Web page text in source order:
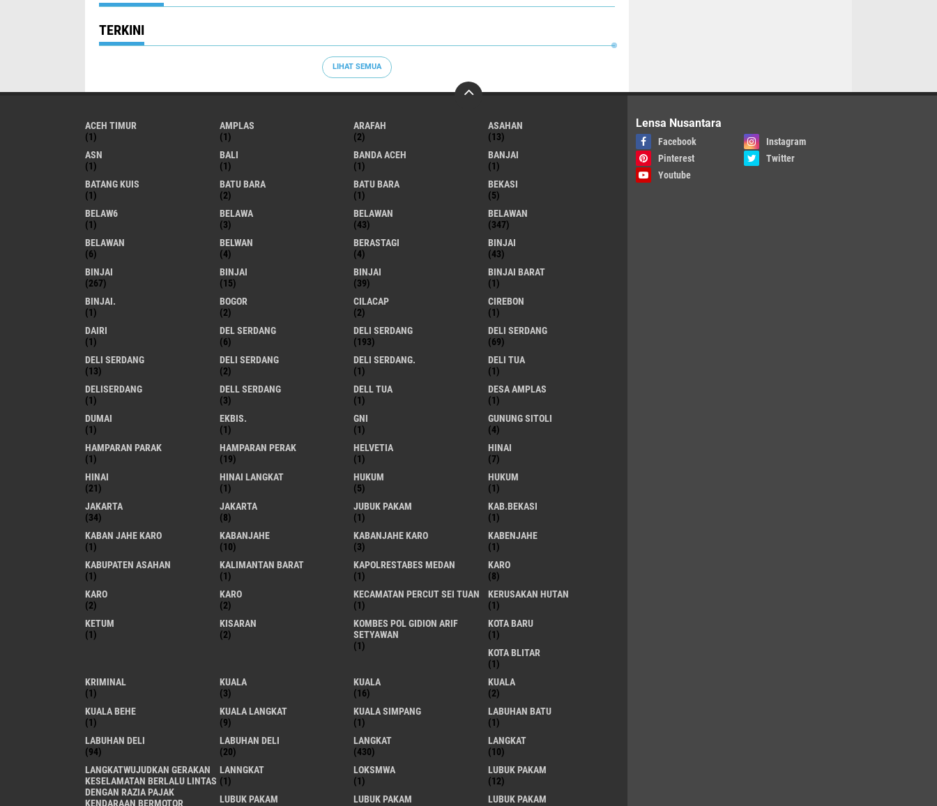
TERKINI
LIHAT SEMUA
ACEH TIMUR
(1)
AMPLAS
(1)
ARAFAH
(2)
ASAHAN
(13)
ASN
(1)
BALI
(1)
BANDA ACEH
(1)
BANJAI
(1)
BATANG KUIS
(1)
BATU BARA
(2)
BATU BARA
(1)
BEKASI
(5)
BELAW6
(1)
BELAWA
(3)
BELAWAN
(43)
BELAWAN
(347)
BELAWAN
(6)
BELWAN
(4)
BERASTAGI
(4)
BINJAI
(43)
BINJAI
(267)
BINJAI
(15)
BINJAI
(39)
BINJAI BARAT
(1)
BINJAI.
(1)
BOGOR
(2)
CILACAP
(2)
CIREBON
(1)
DAIRI
(1)
DEL SERDANG
(6)
DELI SERDANG
(193)
DELI SERDANG
(69)
DELI SERDANG
(13)
DELI SERDANG
(2)
DELI SERDANG.
(1)
DELI TUA
(1)
DELISERDANG
(1)
DELL SERDANG
(3)
DELL TUA
(1)
DESA AMPLAS
(1)
DUMAI
(1)
EKBIS.
(1)
GNI
(1)
GUNUNG SITOLI
(4)
HAMPARAN PARAK
(1)
HAMPARAN PERAK
(19)
HELVETIA
(1)
HINAI
(7)
HINAI
(21)
HINAI LANGKAT
(1)
HUKUM
(5)
HUKUM
(1)
JAKARTA
(34)
JAKARTA
(8)
JUBUK PAKAM
(1)
KAB.BEKASI
(1)
KABAN JAHE KARO
(1)
KABANJAHE
(10)
KABANJAHE KARO
(3)
KABENJAHE
(1)
KABUPATEN ASAHAN
(1)
KALIMANTAN BARAT
(1)
KAPOLRESTABES MEDAN
(1)
KARO
(8)
KARO
(2)
KARO
(2)
KECAMATAN PERCUT SEI TUAN
(1)
KERUSAKAN HUTAN
(1)
KETUM
(1)
KISARAN
(2)
KOMBES POL GIDION ARIF
SETYAWAN
(1)
KOTA BARU
(1)
KOTA BLITAR
(1)
KRIMINAL
(1)
KUALA
(3)
KUALA
(16)
KUALA
(2)
KUALA BEHE
(1)
KUALA LANGKAT
(9)
KUALA SIMPANG
(1)
LABUHAN BATU
(1)
LABUHAN DELI
(94)
LABUHAN DELI
(20)
LANGKAT
(430)
LANGKAT
(10)
LANGKATWUJUDKAN GERAKAN
KESELAMATAN BERLALU LINTAS
DENGAN RAZIA PAJAK
KENDARAAN BERMOTOR
LANNGKAT
(1)
LOKSMWA
(1)
LUBUK PAKAM
(12)
LUBUK PAKAM
LUBUK PAKAM
LUBUK PAKAM
Lensa Nusantara
Facebook
Instagram
Pinterest
Twitter
Youtube